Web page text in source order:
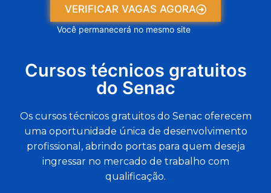
VERIFICAR VAGAS AGORA
Você permanecerá no mesmo site
Cursos técnicos gratuitos
do Senac
Os cursos técnicos gratuitos do Senac oferecem
uma oportunidade única de desenvolvimento
profissional, abrindo portas para quem deseja
ingressar no mercado de trabalho com
qualificação.